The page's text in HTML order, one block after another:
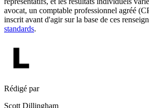
avocat, un comptable professionnel agréé
inscrit avant d'agir sur la base de ces
standards.
Rédigé par
Scott Dillingham